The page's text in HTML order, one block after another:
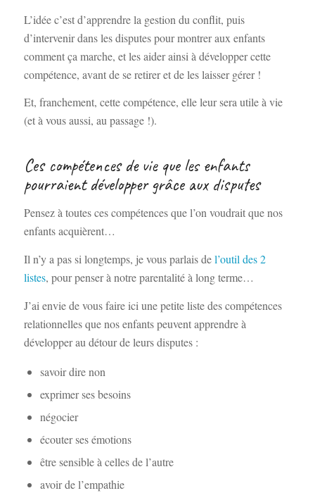
L’idée c’est d’apprendre la gestion du conflit, puis
d’intervenir dans les disputes pour montrer aux enfants
comment ça marche, et les aider ainsi à développer cette
compétence, avant de se retirer et de les laisser gérer !
Et, franchement, cette compétence, elle leur sera utile à vie
(et à vous aussi, au passage !).
Ces compétences de vie que les enfants
pourraient développer grâce aux disputes
Pensez à toutes ces compétences que l’on voudrait que nos
enfants acquièrent…
Il n’y a pas si longtemps, je vous parlais del’outil des 2
listes, pour penser à notre parentalité à long terme…
J’ai envie de vous faire ici une petite liste des compétences
relationnelles que nos enfants peuvent apprendre à
développer au détour de leurs disputes :
savoir dire non
exprimer ses besoins
négocier
écouter ses émotions
être sensible à celles de l’autre
avoir de l’empathie